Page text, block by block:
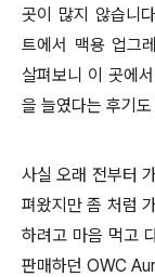
곳이 많지 않습니
트에서 맥용 업그
살펴보니 이 곳에
을 늘였다는 후기
사실 오래 전부터
펴왔지만 좀 처럼
하려고 마음 먹고
판매하던 OWC